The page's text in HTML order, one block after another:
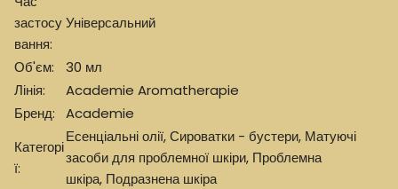
застосу
вання:
Універсальний
Об'єм:
30 мл
Лінія:
Academie Aromatherapie
Бренд:
Academie
Категорі
ї:
Есенціальні олії,Сироватки - бустери, Матуючі
засоби для проблемної шкіри, Проблемна
шкіра, Подразнена шкіра